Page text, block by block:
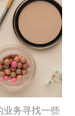
业务寻找一些